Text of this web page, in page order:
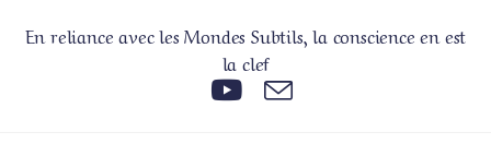
En reliance avec les Mondes Subtils, la conscience en est
la clef